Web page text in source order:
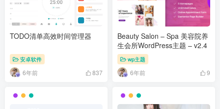
TODO清单高效时间管理器
安卓软件
6年前 837
Beauty Salon – Spa 美容院养
生会所WordPress主题 – v2.4
wp主题
6年前 9